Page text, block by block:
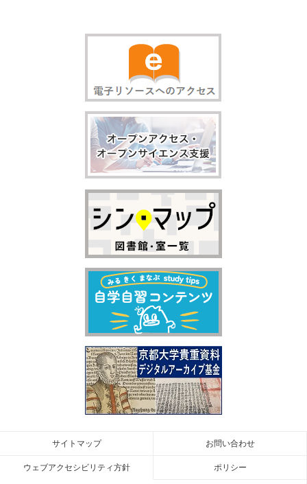
お問い合わせ
サイトマップ
ポリシー
ウェブアクセシビリティ方針